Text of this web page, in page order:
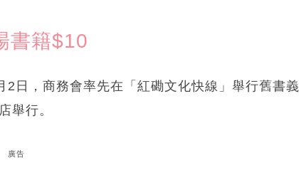
書籍$10
日，商務會率先在「紅磡文化快線」舉行舊書義
舉行。
廣告